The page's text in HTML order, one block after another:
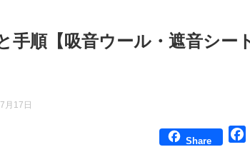
手順【吸音ウール・遮音シー
月17日
Share